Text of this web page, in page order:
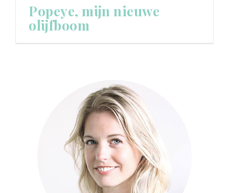
Popeye, mijn nieuwe
olijfboom